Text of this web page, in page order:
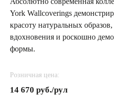
York Wallcoverings
красоту натуральных
вдохновения и роскошно
формы.
Розничная цена:
14 670 руб./рул